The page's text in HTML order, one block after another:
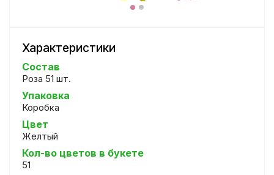
Характеристики
Состав
Роза 51 шт.
Упаковка
Коробка
Цвет
Желтый
Кол-во цветов в букете
51